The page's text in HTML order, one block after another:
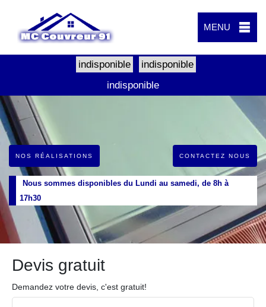
MENU
indisponible
indisponible
indisponible
NOS RÉALISATIONS CONTACTEZ NOUS
Nous sommes disponibles du Lundi au samedi, de 8h à
17h30
Devis gratuit
Demandez votre devis, c'est gratuit!